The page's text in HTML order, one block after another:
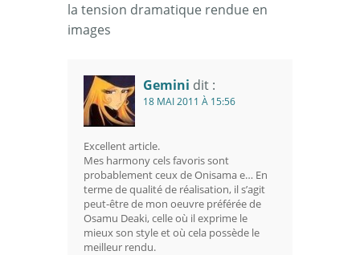
la tension dramatique rendue en
images
Gemini dit :
18 MAI 2011 À 15:56
Excellent article.
Mes harmony cels favoris sont
probablement ceux de Onisama e… En
terme de qualité de réalisation, il s’agit
peut-être de mon oeuvre préférée de
Osamu Deaki, celle où il exprime le
mieux son style et où cela possède le
meilleur rendu.